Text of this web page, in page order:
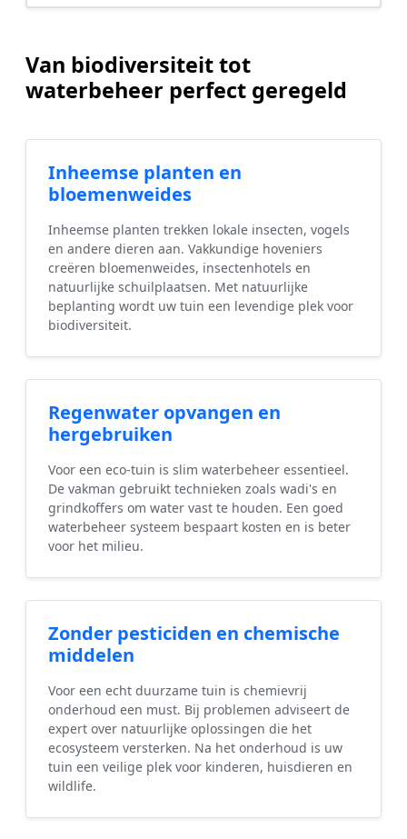
Van biodiversiteit tot
waterbeheer perfect geregeld
Inheemse planten en
bloemenweides
Inheemse planten trekken lokale insecten, vogels
en andere dieren aan. Vakkundige hoveniers
creëren bloemenweides, insectenhotels en
natuurlijke schuilplaatsen. Met natuurlijke
beplanting wordt uw tuin een levendige plek voor
biodiversiteit.
Regenwater opvangen en
hergebruiken
Voor een eco-tuin is slim waterbeheer essentieel.
De vakman gebruikt technieken zoals wadi's en
grindkoffers om water vast te houden. Een goed
waterbeheer systeem bespaart kosten en is beter
voor het milieu.
Zonder pesticiden en chemische
middelen
Voor een echt duurzame tuin is chemievrij
onderhoud een must. Bij problemen adviseert de
expert over natuurlijke oplossingen die het
ecosysteem versterken. Na het onderhoud is uw
tuin een veilige plek voor kinderen, huisdieren en
wildlife.